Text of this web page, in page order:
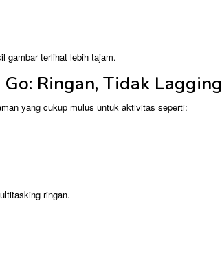
gambar terlihat lebih tajam.
Ringan, Tidak Lagging
yang cukup mulus untuk aktivitas seperti:
ringan.